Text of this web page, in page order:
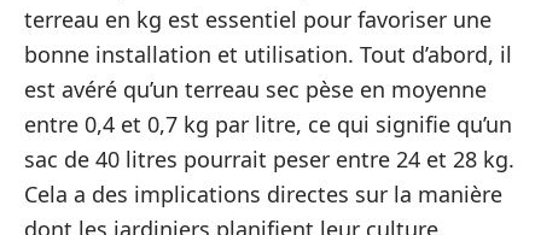
terreau en kg est essentiel pour favoriser une
bonne installation et utilisation. Tout d’abord, il
est avéré qu’un terreau sec pèse en moyenne
entre 0,4 et 0,7 kg par litre, ce qui signifie qu’un
sac de 40 litres pourrait peser entre 24 et 28 kg.
Cela a des implications directes sur la manière
dont les jardiniers planifient leur culture,